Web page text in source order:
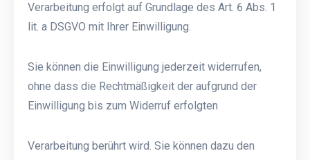
Verarbeitung erfolgt auf Grundlage des Art. 6 Abs. 1
lit. a DSGVO mit Ihrer Einwilligung.
Sie können die Einwilligung jederzeit widerrufen,
ohne dass die Rechtmäßigkeit der aufgrund der
Einwilligung bis zum Widerruf erfolgten
Verarbeitung berührt wird. Sie können dazu den